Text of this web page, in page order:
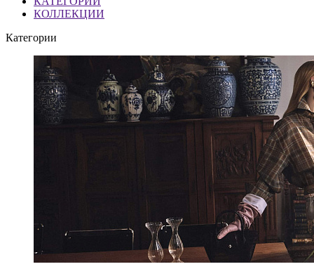
КОЛЛЕКЦИИ
Категории